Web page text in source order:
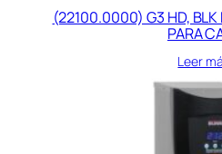
(22100.0000) G3 HD, BLK
PARA
Leer